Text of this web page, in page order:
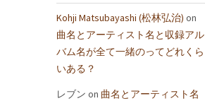
Kohji Matsubayashi (松林弘治) on
曲名とアーティスト名と収録アル
バム名が全て一緒のってどれくら
いある？
レブン on 曲名とアーティスト名